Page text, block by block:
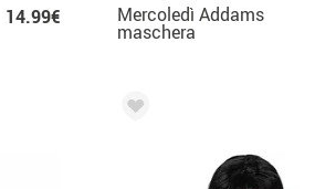
14.99€ Mercoledì Addams
maschera